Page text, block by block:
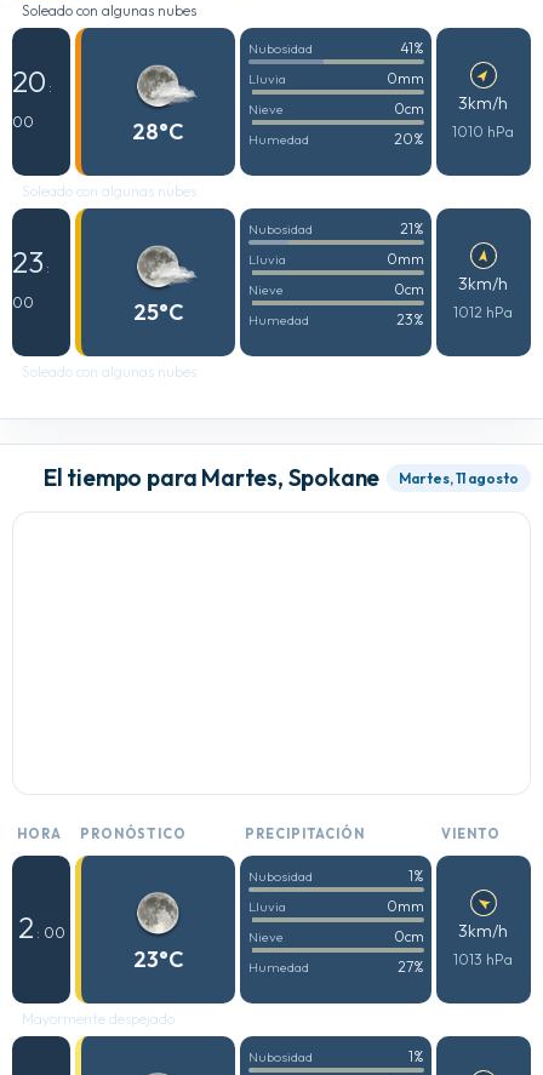
Soleado con algunas nubes
20 :
00
28°C
Nubosidad 41%
Lluvia 0mm
Nieve 0cm
Humedad 20%
3km/h
1010 hPa
Soleado con algunas nubes
23 :
00
25°C
Nubosidad 21%
Lluvia 0mm
Nieve 0cm
Humedad 23%
3km/h
1012 hPa
Soleado con algunas nubes
El tiempo para Martes, Spokane Martes, 11 agosto
HORA PRONÓSTICO PRECIPITACIÓN VIENTO
2 : 00
23°C
Nubosidad 1%
Lluvia 0mm
Nieve 0cm
Humedad 27%
3km/h
1013 hPa
Mayormente despejado
Nubosidad 1%